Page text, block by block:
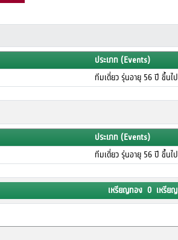
ประเภท (Events)
ทีมเดี่ยว รุ่นอายุ 56 ปี ขึ้นไป
ประเภท (Events)
ทีมเดี่ยว รุ่นอายุ 56 ปี ขึ้นไป
เหรียญทอง 0 เหรียญ